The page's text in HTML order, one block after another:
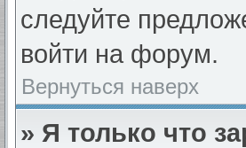
следуйте
войти на форум.
Вернуться наверх
» Я только что